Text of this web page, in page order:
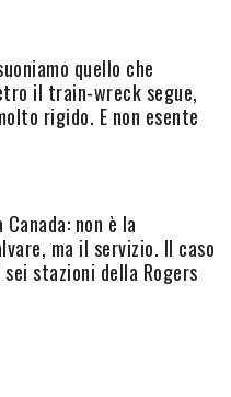
quello che
il train-wreck segue,
rigido. E non esente
non è la
ma il servizio. Il caso
stazioni della Rogers